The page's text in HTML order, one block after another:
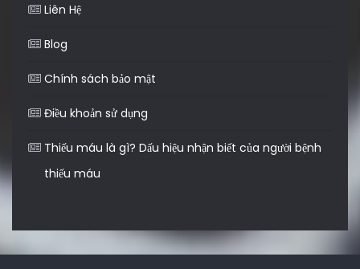
Liên Hệ
Blog
Chính sách bảo mật
Điều khoản sử dụng
Thiếu máu là gì? Dấu hiệu nhận biết của người bệnh
thiếu máu